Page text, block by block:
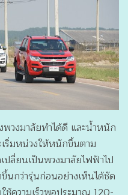
วงมาลัยทำได้ดี และน้ำหนัก
เริ่มหน่วงให้หนักขึ้นตาม
ปลี่ยนเป็นพวงมาลัยไฟฟ้าไป
นกว่ารุ่นก่อนอย่างเห็นได้ชัด